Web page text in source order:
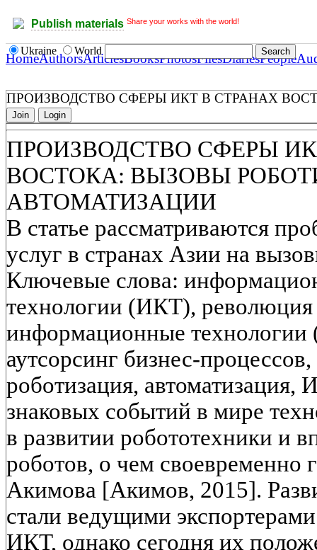
Publish materials Share your works with the world!
Ukraine World
HomeAuthorsArticlesBooksPhotosFilesDiariesPeople
ПРОИЗВОДСТВО СФЕРЫ ИКТ В СТРАНАХ
Join Login
ПРОИЗВОДСТВО СФЕРЫ
ВОСТОКА: ВЫЗОВЫ
АВТОМАТИЗАЦИИ
В статье рассматриваются
услуг в странах Азии на
Ключевые слова:
технологии (ИКТ), революция
информационные
аутсорсинг бизнес-
роботизация,
знаковых событий в мире
в развитии робототехники и
роботов, о чем своевременно
Акимова [Акимов, 2015].
стали ведущими
ИКТ, однако сегодня их